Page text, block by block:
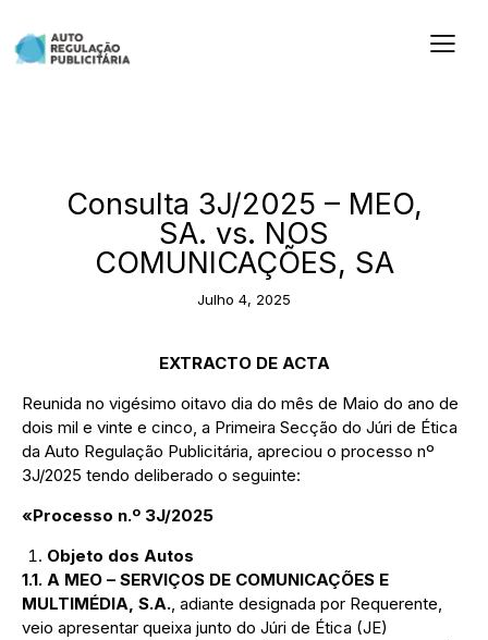
Consulta 3J/2025 – MEO,
SA. vs. NOS
COMUNICAÇÕES, SA
Julho 4, 2025
EXTRACTO DE ACTA
Reunida no vigésimo oitavo dia do mês de Maio do ano de
dois mil e vinte e cinco, a Primeira Secção do Júri de Ética
da Auto Regulação Publicitária, apreciou o processo nº
3J/2025 tendo deliberado o seguinte:
«Processo n.º 3J/2025
Objeto dos Autos
1.1. A MEO – SERVIÇOS DE COMUNICAÇÕES E
MULTIMÉDIA, S.A., adiante designada por Requerente,
veio apresentar queixa junto do Júri de Ética (JE)